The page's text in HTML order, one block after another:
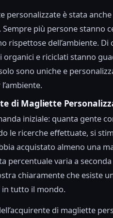
personalizzate è stata
più persone stanno
rispettose dell’ambiente.
organici e riciclati stanno
sono uniche e
di Magliette
iniziale: quanta gente
le ricerche effettuate, si
acquistato almeno una
percentuale varia a
chiaramente che esiste
tutto il mondo.
di magliette